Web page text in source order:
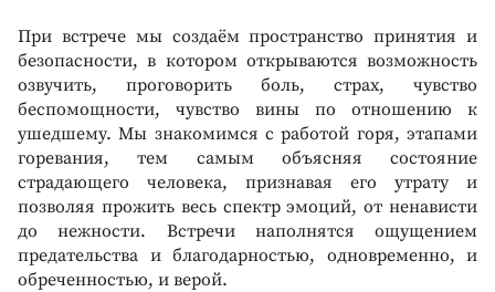
При встрече мы создаём пространство принятия и
безопасности, в котором открываются возможность
озвучить, проговорить боль, страх, чувство
беспомощности, чувство вины по отношению к
ушедшему. Мы знакомимся с работой горя, этапами
горевания, тем самым объясняя состояние
страдающего человека, признавая его утрату и
позволяя прожить весь спектр эмоций, от ненависти
до нежности. Встречи наполнятся ощущением
предательства и благодарностью, одновременно, и
обреченностью, и верой.